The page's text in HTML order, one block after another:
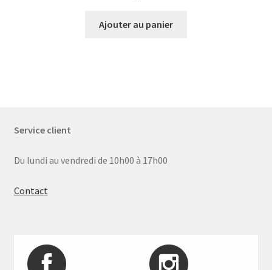
Ajouter au panier
Service client
Du lundi au vendredi de 10h00 à 17h00
Contact